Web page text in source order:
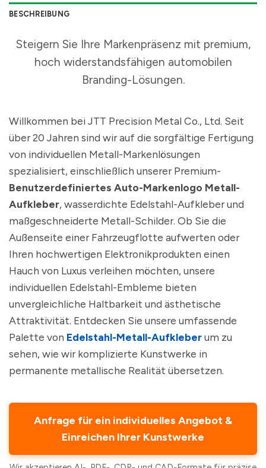
BESCHREIBUNG
Steigern Sie Ihre Markenpräsenz mit premium,
hoch widerstandsfähigen automobilen
Branding-Lösungen.
Willkommen bei JTT Precision Metal Co., Ltd. Seit
über 20 Jahren sind wir auf die sorgfältige Fertigung
von individuellen Metall-Markenlösungen
spezialisiert, einschließlich unserer Premium-
Benutzerdefiniertes Auto-Markenlogo Metall-
Aufkleber, wasserdichte Edelstahl-Aufkleber und
maßgeschneiderte Metall-Schilder. Ob Sie die
Außenseite einer Fahrzeugflotte aufwerten oder
Ihren hochwertigen Elektronikprodukten einen
Hauch von Luxus verleihen möchten, unsere
individuellen Edelstahl-Embleme bieten
unvergleichliche Haltbarkeit und ästhetische
Attraktivität. Entdecken Sie unsere umfassende
Palette von Edelstahl-Metall-Aufkleberum zu
sehen, wie wir komplizierte Kunstwerke in
permanente metallische Realität übersetzen.
Anfrage für ein individuelles Angebot &
Einreichen Ihrer Kunstwerke